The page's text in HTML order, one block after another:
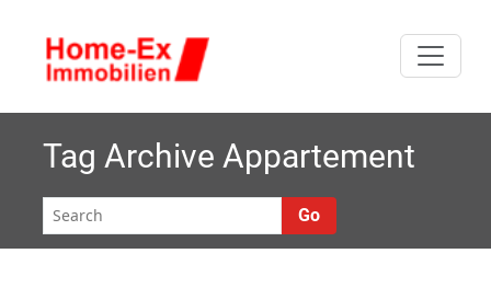
content
im
Premiumwohnen im
Broicherdorf in
Kaarst, der
Terrassenwohnanlage
mit Schwimmbad und
suchen ständig
Tag Archive Appartement
Go